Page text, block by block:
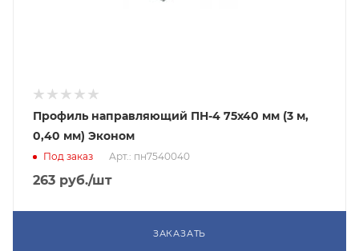
Профиль направляющий ПН-4 75х40 мм (3 м,
0,40 мм) Эконом
Под заказ Арт.: пн7540040
263 руб./шт
ЗАКАЗАТЬ